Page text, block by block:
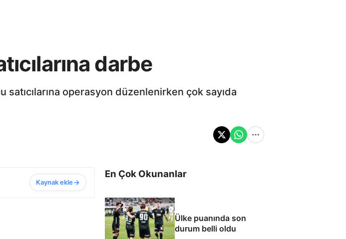
darbe
operasyon düzenlenirken çok sayıda
Kaynak ekle
En Çok Okunanlar
Ülke puanında son
durum belli oldu